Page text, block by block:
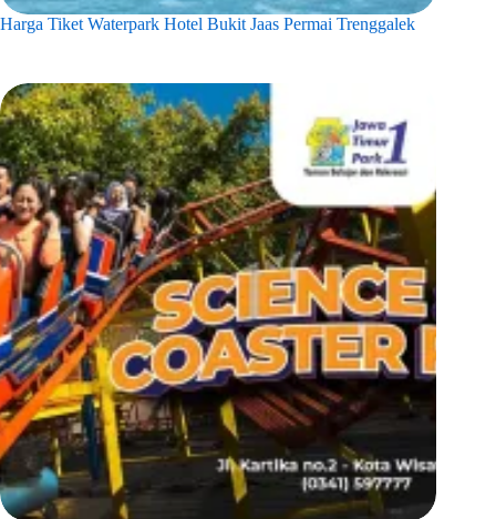
Harga Tiket Waterpark Hotel Bukit Jaas Permai Trenggalek